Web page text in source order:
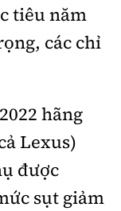
tiêu năm
các chỉ
hãng
Lexus)
được
sụt giảm